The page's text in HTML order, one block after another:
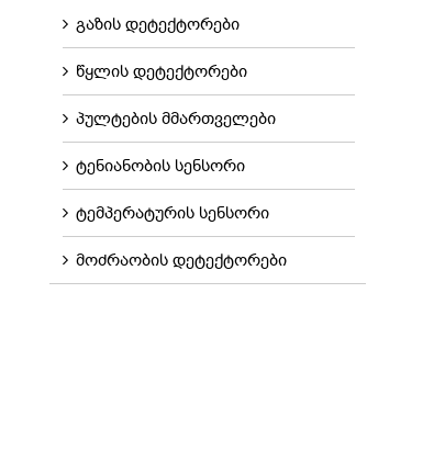
გაზის დეტექტორები
წყლის დეტექტორები
პულტების მმართველები
ტენიანობის სენსორი
ტემპერატურის სენსორი
მოძრაობის დეტექტორები